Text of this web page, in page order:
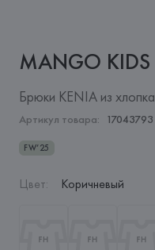
MANGO KIDS
Брюки KENIA из хлопка
Артикул товара: 17043793
FW’25
Цвет: Коричневый